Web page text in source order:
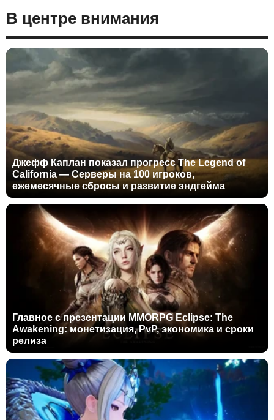
В центре внимания
Джефф Каплан показал прогресс The Legend of
California — Серверы на 100 игроков,
ежемесячные сбросы и развитие эндгейма
Главное с презентации MMORPG Eclipse: The
Awakening: монетизация, PvP, экономика и сроки
релиза